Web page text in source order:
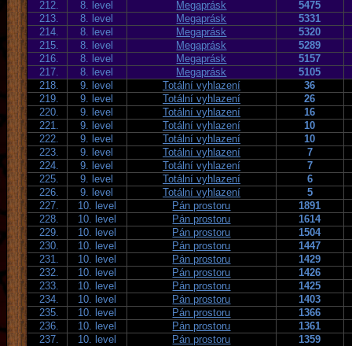
212.
8. level Megaprásk
5475
213.
8. level Megaprásk
5331
214.
8. level Megaprásk
5320
215.
8. level Megaprásk
5289
216.
8. level Megaprásk
5157
217.
8. level Megaprásk
5105
218.
9. level Totální vyhlazení
36
219.
9. level Totální vyhlazení
26
220.
9. level Totální vyhlazení
16
221.
9. level Totální vyhlazení
10
222.
9. level Totální vyhlazení
10
223.
9. level Totální vyhlazení
7
224.
9. level Totální vyhlazení
7
225.
9. level Totální vyhlazení
6
226.
9. level Totální vyhlazení
5
227.
10. level Pán prostoru
1891
228.
10. level Pán prostoru
1614
229.
10. level Pán prostoru
1504
230.
10. level Pán prostoru
1447
231.
10. level Pán prostoru
1429
232.
10. level Pán prostoru
1426
233.
10. level Pán prostoru
1425
234.
10. level Pán prostoru
1403
235.
10. level Pán prostoru
1366
236.
10. level Pán prostoru
1361
237.
10. level Pán prostoru 1359